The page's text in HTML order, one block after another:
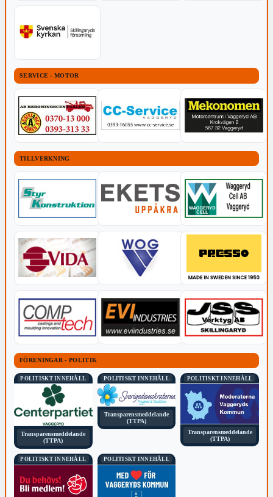
SERVICE - MOTOR
TILLVERKNING
FÖRENINGAR - POLITIK
POLITISKT INNEHÅLL
Transparensmeddelande
(TTPA)
POLITISKT INNEHÅLL
Transparensmeddelande
(TTPA)
POLITISKT INNEHÅLL
Transparensmeddelande
(TTPA)
POLITISKT INNEHÅLL POLITISKT INNEHÅLL